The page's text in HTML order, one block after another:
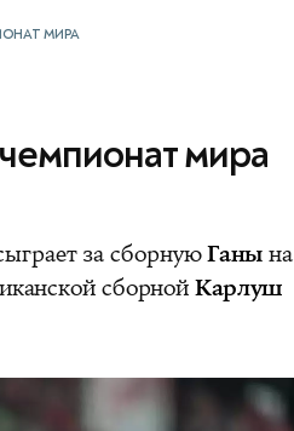
МИРА
мира
за сборнуюГанына
сборнойКарлуш